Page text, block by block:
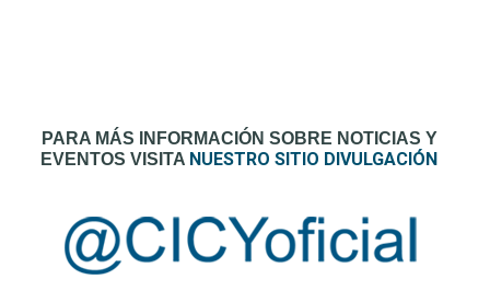
PARA MÁS INFORMACIÓN SOBRE NOTICIAS Y
EVENTOS VISITA NUESTRO SITIO DIVULGACIÓN